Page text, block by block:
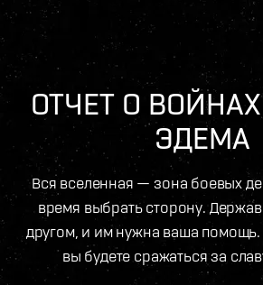
ОТЧЕТ О
ЭДЕМА
Вся вселенная — зона боевых
время выбрать сторону.
другом, и им нужна ваша
вы будете сражаться за